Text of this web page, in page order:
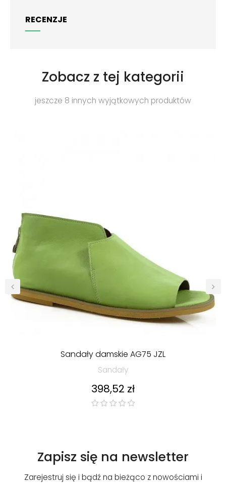
RECENZJE
Zobacz z tej kategorii
jeszcze 8 innych wyjątkowych produktów
Sandały damskie AG75 JZL
Sandały
Cena
398,52 zł
‹ ›
Zapisz się na newsletter
Zarejestruj się i bądź na bieżąco z nowościami i